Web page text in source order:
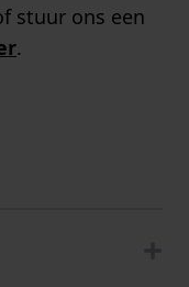
stuur ons een
.